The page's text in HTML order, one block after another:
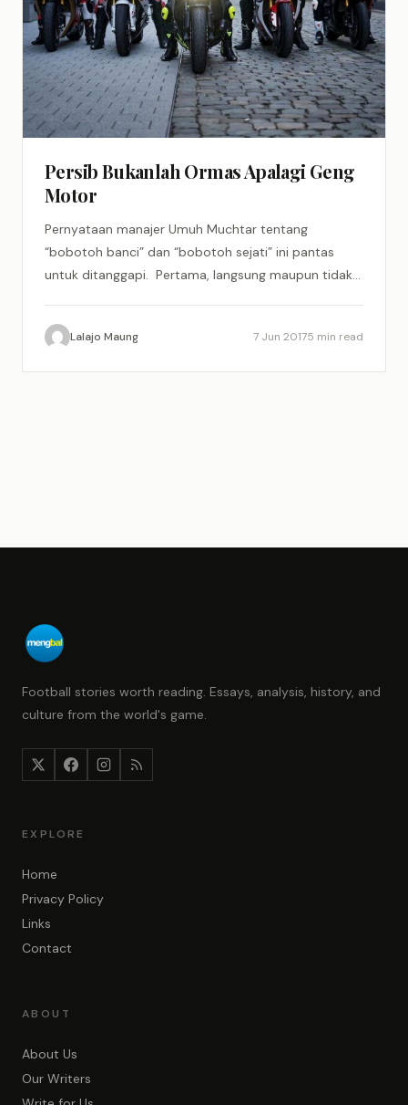
​Persib Bukanlah Ormas Apalagi Geng
Motor
Pernyataan manajer Umuh Muchtar tentang
“bobotoh banci” dan “bobotoh sejati” ini pantas
untuk ditanggapi. Pertama, langsung maupun tidak
telah…
Lalajo Maung 7 Jun 20175 min read
Football stories worth reading. Essays, analysis, history, and
culture from the world's game.
EXPLORE
Home
Privacy Policy
Links
Contact
ABOUT
About Us
Our Writers